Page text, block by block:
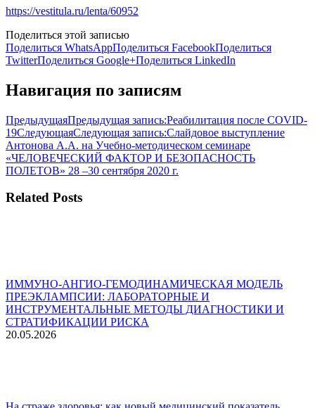
https://vestitula.ru/lenta/60952
Поделиться этой записью
Поделиться WhatsAppПоделиться FacebookПоделиться
TwitterПоделиться Google+Поделиться LinkedIn
Навигация по записям
ПредыдущаяПредыдущая запись:Реабилитация после COVID-
19СледующаяСледующая запись:Слайдовое выступление
Антонова А.А. на Учебно-методическом семинаре
«ЧЕЛОВЕЧЕСКИЙ ФАКТОР И БЕЗОПАСНОСТЬ
ПОЛЕТОВ» 28 –30 сентября 2020 г.
Related Posts
ИММУНО-АНГИО-ГЕМОДИНАМИЧЕСКАЯ МОДЕЛЬ
ПРЕЭКЛАМПСИИ: ЛАБОРАТОРНЫЕ И
ИНСТРУМЕНТАЛЬНЫЕ МЕТОДЫ ДИАГНОСТИКИ И
СТРАТИФИКАЦИИ РИСКА
20.05.2026